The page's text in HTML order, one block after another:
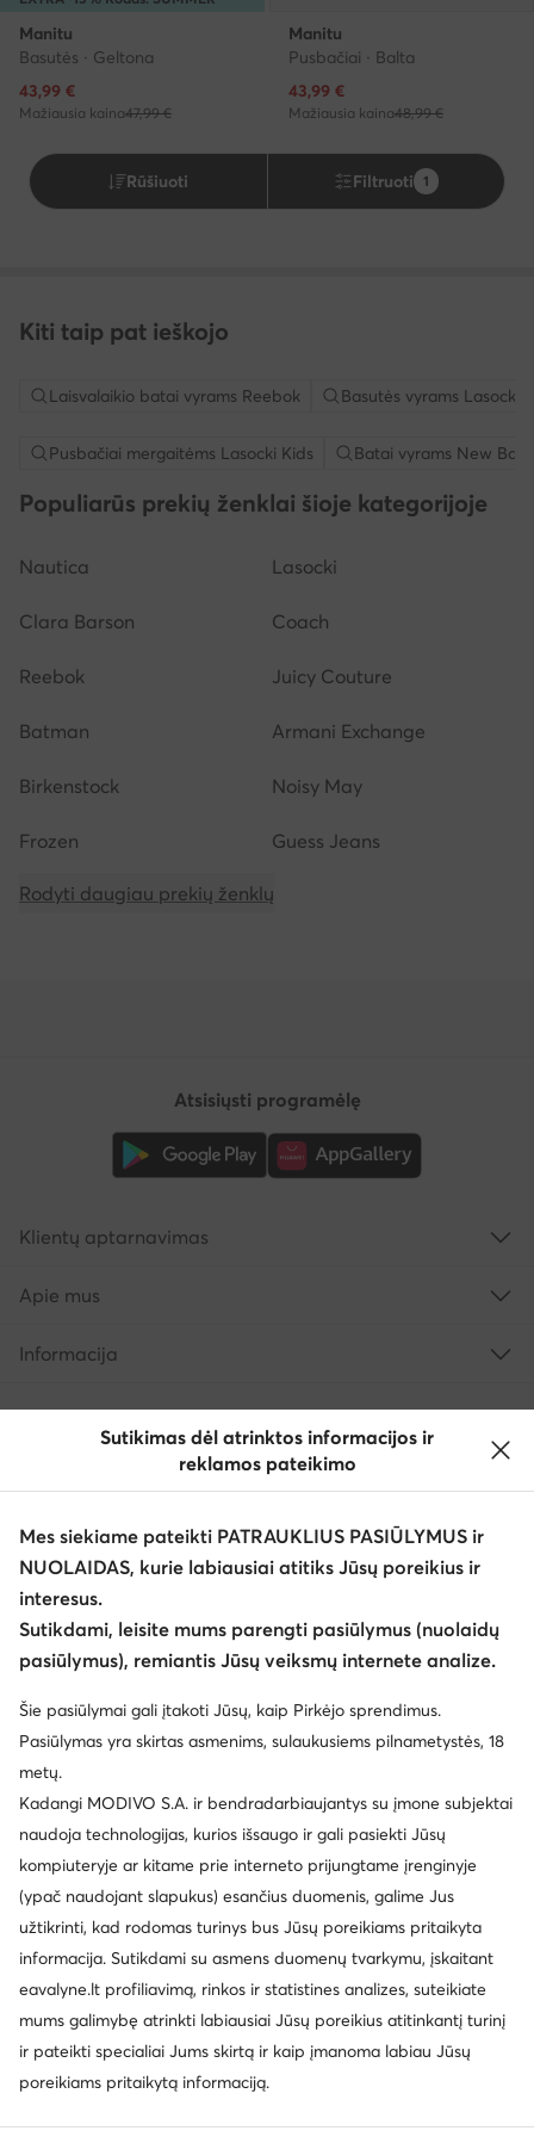
Manitu
Basutės · Geltona
Dabartinė kaina
43,99 €
Mažiausia kaina47,99 €
Manitu
Pusbačiai · Balta
Dabartinė kaina
43,99 €
Mažiausia kaina48,99 €
Rūšiuoti Filtruoti 1
Kiti taip pat ieškojo
Laisvalaikio batai vyrams Reebok Basutės vyrams Lasocki
Pusbačiai mergaitėms Lasocki Kids Batai vyrams New
Populiarūs prekių ženklai šioje kategorijoje
Nautica Lasocki
Clara Barson Coach
Reebok Juicy Couture
Batman Armani Exchange
Birkenstock Noisy May
Frozen Guess Jeans
Rodyti daugiau prekių ženklų
Atsisiųsti programėlę
Klientų aptarnavimas
Apie mus
Informacija
© eavalyne.lt 2026
Taisyklės
Pakeisti nustatymus
Privatumo politika
Duomenų apsauga
Sutikimas dėl atrinktos informacijos ir
reklamos pateikimo
Mes siekiame pateikti PATRAUKLIUS PASIŪLYMUS ir
NUOLAIDAS, kurie labiausiai atitiks Jūsų poreikius ir
interesus.
Sutikdami, leisite mums parengti pasiūlymus (nuolaidų
pasiūlymus), remiantis Jūsų veiksmų internete analize.
Šie pasiūlymai gali įtakoti Jūsų, kaip Pirkėjo sprendimus.
Pasiūlymas yra skirtas asmenims, sulaukusiems pilnametystės, 18
metų.
Kadangi MODIVO S.A. ir bendradarbiaujantys su įmone subjektai
naudoja technologijas, kurios išsaugo ir gali pasiekti Jūsų
kompiuteryje ar kitame prie interneto prijungtame įrenginyje
(ypač naudojant slapukus) esančius duomenis, galime Jus
užtikrinti, kad rodomas turinys bus Jūsų poreikiams pritaikyta
informacija. Sutikdami su asmens duomenų tvarkymu, įskaitant
eavalyne.lt profiliavimą, rinkos ir statistines analizes, suteikiate
mums galimybę atrinkti labiausiai Jūsų poreikius atitinkantį turinį
ir pateikti specialiai Jums skirtą ir kaip įmanoma labiau Jūsų
poreikiams pritaikytą informaciją.